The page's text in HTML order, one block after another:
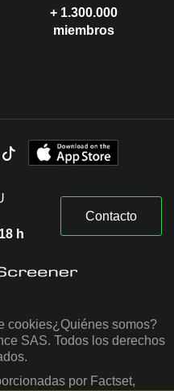
+ 1.300.000
miembros
h
Contacto
cookies¿Quiénes somos?
SAS. Todos los derechos
por Factset,